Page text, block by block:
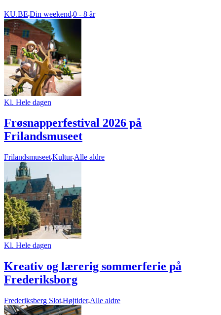
KU.BE Din weekend 0 - 8 år
Kl. Hele dagen
Frøsnapperfestival 2026 på
Frilandsmuseet
FrilandsmuseetKultur Alle aldre
Kl. Hele dagen
Kreativ og lærerig sommerferie på
Frederiksborg
Frederiksberg SlotHøjtider Alle aldre